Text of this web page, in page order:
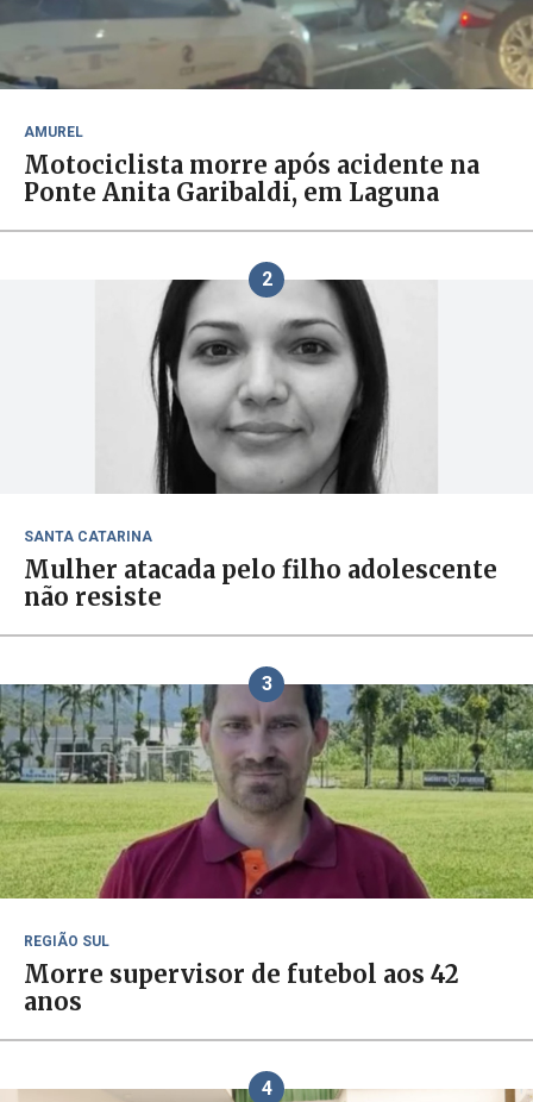
AMUREL
Motociclista morre após acidente na
Ponte Anita Garibaldi, em Laguna
2
SANTA CATARINA
Mulher atacada pelo filho adolescente
não resiste
3
REGIÃO SUL
Morre supervisor de futebol aos 42
anos
4